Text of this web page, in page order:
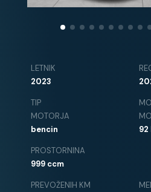
LETNIK
2023
TIP
MOTORJA
bencin
92
PROSTORNINA
999 ccm
PREVOŽENIH KM